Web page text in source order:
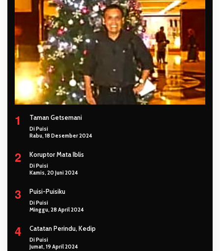
1 Taman Getsemani
Di Puisi
Rabu, 18 Desember 2024
2 Koruptor Mata Iblis
Di Puisi
Kamis, 20 Juni 2024
3 Puisi-Puisiku
Di Puisi
Minggu, 28 April 2024
4 Catatan Perindu, Kedip
Di Puisi
Jumat, 19 April 2024